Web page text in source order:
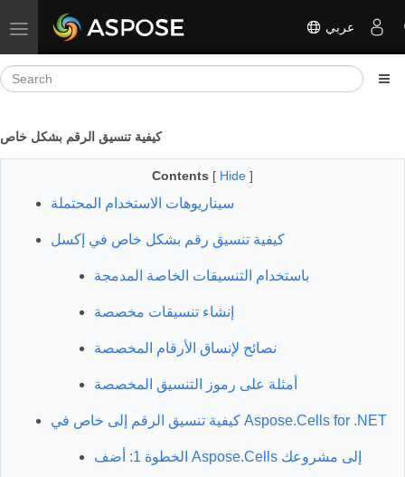
Toggle navigation عربي
كيفية تنسيق الرقم بشكل خاص
Contents [ Hide ]
سيناريوهات الاستخدام المحتملة
كيفية تنسيق رقم بشكل خاص في إكسل
باستخدام التنسيقات الخاصة المدمجة
إنشاء تنسيقات مخصصة
نصائح لإنساق الأرقام المخصصة
أمثلة على رموز التنسيق المخصصة
كيفية تنسيق الرقم إلى خاص في Aspose.Cells for .NET
الخطوة 1: أضف Aspose.Cells إلى مشروعك